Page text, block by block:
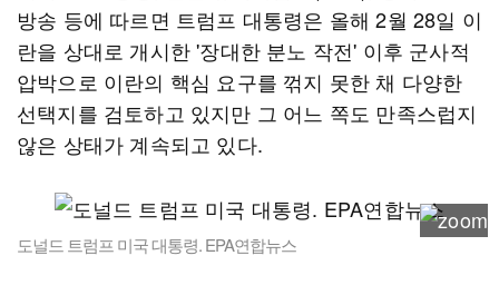
방송 등에 따르면 트럼프 대통령은 올해 2월 28일 이
란을 상대로 개시한 '장대한 분노 작전' 이후 군사적
압박으로 이란의 핵심 요구를 꺾지 못한 채 다양한
선택지를 검토하고 있지만 그 어느 쪽도 만족스럽지
않은 상태가 계속되고 있다.
도널드 트럼프 미국 대통령. EPA연합뉴스